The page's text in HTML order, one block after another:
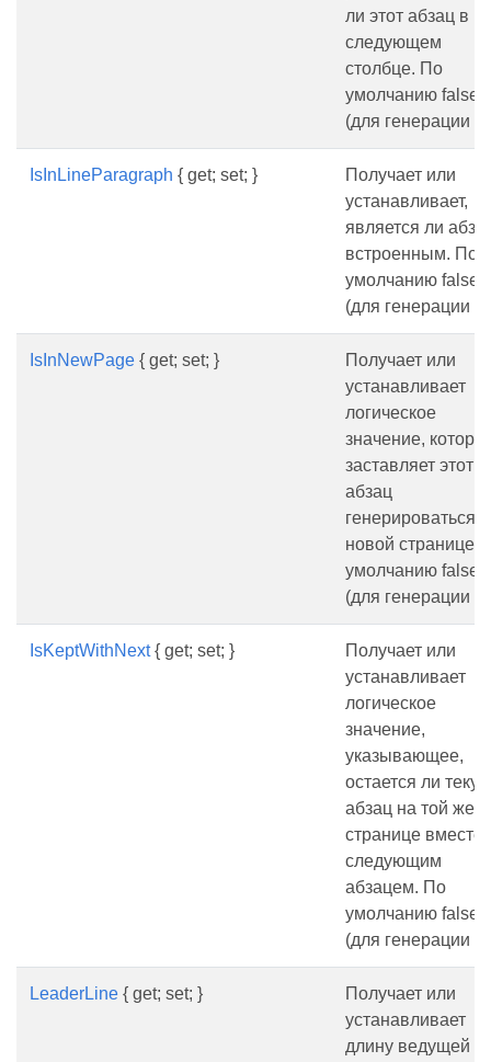
ли этот абзац в
следующем
столбце. По
умолчанию false.
(для генерации
IsInLineParagraph { get; set; }
Получает или
устанавливает,
является ли
встроенным. По
умолчанию false.
(для генерации
IsInNewPage { get; set; }
Получает или
устанавливает
логическое
значение,
заставляет этот
абзац
генерироваться
новой странице.
умолчанию false.
(для генерации
IsKeptWithNext{ get; set; }
Получает или
устанавливает
логическое
значение,
указывающее,
остается ли
абзац на той же
странице вместе
следующим
абзацем. По
умолчанию false.
(для генерации
LeaderLine { get; set; }
Получает или
устанавливает
длину ведущей